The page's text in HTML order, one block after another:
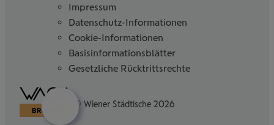
Impressum
Datenschutz-Informationen
Cookie-Informationen
Basisinformationsblätter
Gesetzliche Rücktrittsrechte
Barrierefreiheitserklärung
© Wiener Städtische 2026